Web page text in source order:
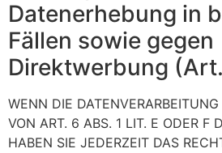
Datenerhebung in
Fällen sowie gegen
Direktwerbung (Art.
WENN DIE
VON ART. 6 ABS. 1 LIT. E ODER F
HABEN SIE JEDERZEIT DAS